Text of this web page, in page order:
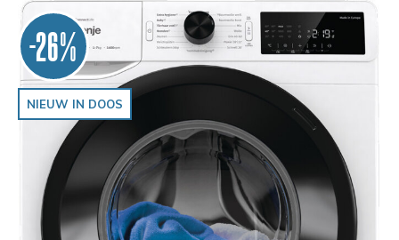
-26%
NIEUW IN DOOS